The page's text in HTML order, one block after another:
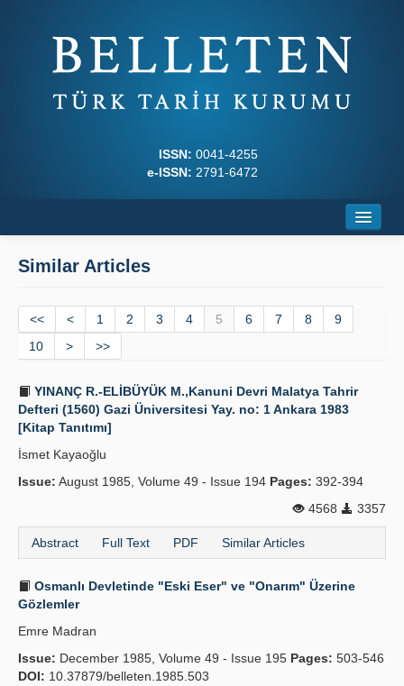
ISSN: 0041-4255
e-ISSN: 2791-6472
Journal Boards
Writing Rules
Principles
Publication Policies
Guidelines
Similar Articles
<< < 1 2 3 4 5 6 7 8
9
10
> >>
YINANÇ R.-ELİBÜYÜK M.,Kanuni Devri Malatya Tahrir
Defteri (1560) Gazi Üniversitesi Yay. no: 1 Ankara 1983
[Kitap Tanıtımı]
İsmet Kayaoğlu
Issue: August 1985, Volume 49 - Issue 194 Pages: 392-394
4568
3357
Abstract Full Text PDF Similar Articles
Osmanlı Devletinde "Eski Eser" ve "Onarım" Üzerine
Gözlemler
Emre Madran
Issue: December 1985, Volume 49 - Issue 195 Pages: 503-546
DOI: 10.37879/belleten.1985.503